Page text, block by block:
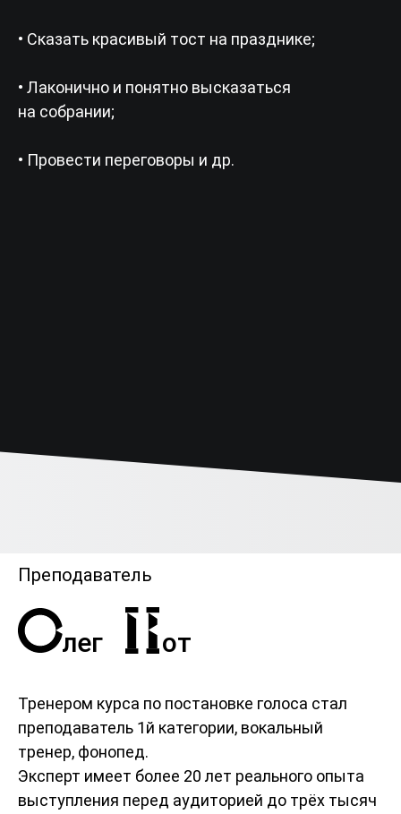
• Сказать красивый тост на празднике;
• Лаконично и понятно высказаться
на собрании;
• Провести переговоры и др.
Тренером курса по постановке голоса стал
преподаватель 1й категории, вокальный
тренер, фонопед.
Эксперт имеет более 20 лет реального опыта
выступления перед аудиторией до трёх тысяч
Преподаватель
лег от